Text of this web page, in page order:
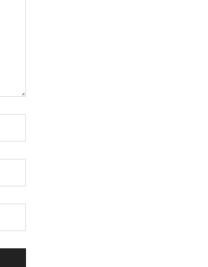
mail:*